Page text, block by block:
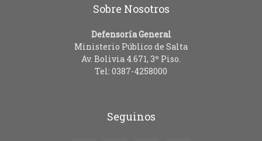
Sobre Nosotros
Defensoría General
Ministerio Público de Salta
Av. Bolivia 4.671, 3º Piso.
Tel: 0387-4258000
Seguinos